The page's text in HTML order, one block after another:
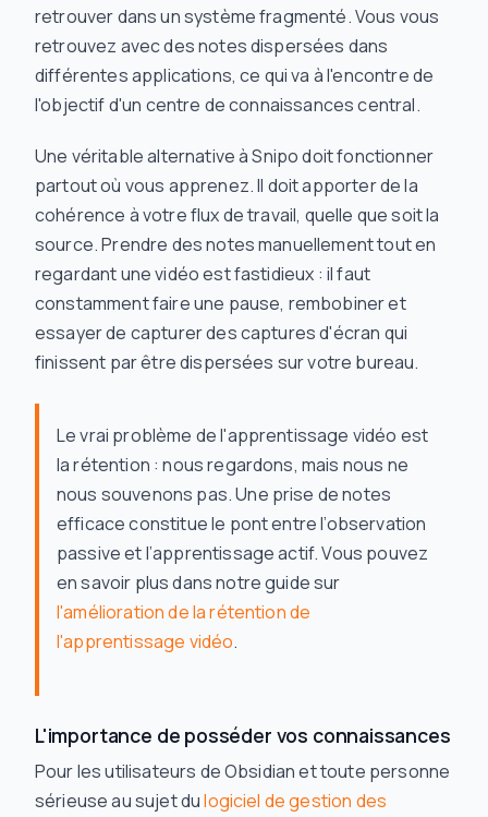
retrouver dans un système fragmenté. Vous vous
retrouvez avec des notes dispersées dans
différentes applications, ce qui va à l'encontre de
l'objectif d'un centre de connaissances central.
Une véritable alternative à Snipo doit fonctionner
partout où vous apprenez. Il doit apporter de la
cohérence à votre flux de travail, quelle que soit la
source. Prendre des notes manuellement tout en
regardant une vidéo est fastidieux : il faut
constamment faire une pause, rembobiner et
essayer de capturer des captures d'écran qui
finissent par être dispersées sur votre bureau.
Le vrai problème de l'apprentissage vidéo est
la rétention : nous regardons, mais nous ne
nous souvenons pas. Une prise de notes
efficace constitue le pont entre l’observation
passive et l’apprentissage actif. Vous pouvez
en savoir plus dans notre guide sur
l'amélioration de la rétention de
l'apprentissage vidéo.
L'importance de posséder vos connaissances
Pour les utilisateurs de Obsidian et toute personne
sérieuse au sujet dulogiciel de gestion des